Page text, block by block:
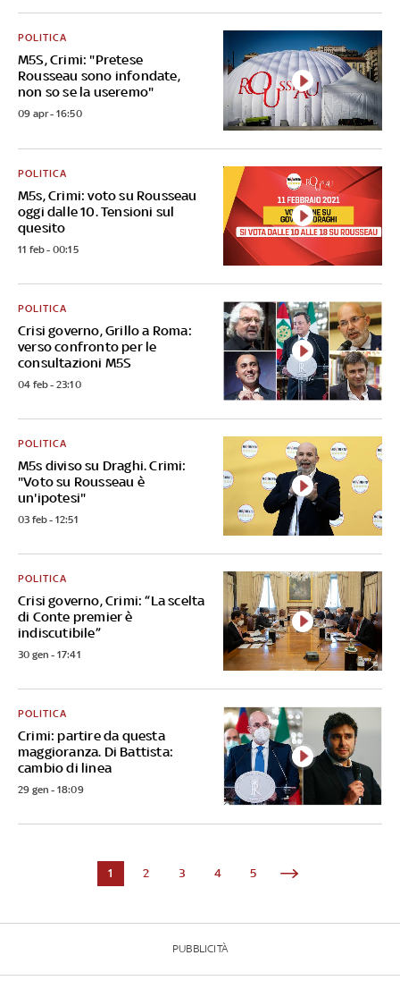
M5S, Crimi: "Pretese
Rousseau sono infondate,
non so se la useremo"
POLITICA
09 apr - 16:50
M5s, Crimi: voto su Rousseau
oggi dalle 10. Tensioni sul
quesito
POLITICA
11 feb - 00:15
Crisi governo, Grillo a Roma:
verso confronto per le
consultazioni M5S
POLITICA
04 feb - 23:10
M5s diviso su Draghi. Crimi:
"Voto su Rousseau è
un'ipotesi"
POLITICA
03 feb - 12:51
Crisi governo, Crimi: “La scelta
di Conte premier è
indiscutibile”
POLITICA
30 gen - 17:41
Crimi: partire da questa
maggioranza. Di Battista:
cambio di linea
POLITICA
29 gen - 18:09
1 2 3 4 5
PUBBLICITÀ